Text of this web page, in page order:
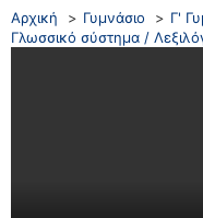
Αρχική Γυμνάσιο Γ'
Γλωσσικό σύστημα /